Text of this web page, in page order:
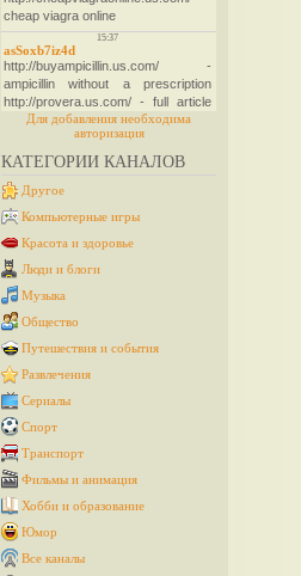
Для добавления необходима
авторизация
КАТЕГОРИИ КАНАЛОВ
Другое
Компьютерные игры
Красота и здоровье
Люди и блоги
Музыка
Общество
Путешествия и события
Развлечения
Сериалы
Спорт
Транспорт
Фильмы и анимация
Хобби и образование
Юмор
Все каналы